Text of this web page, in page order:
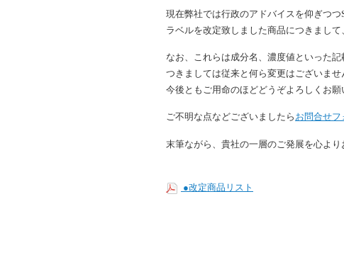
現在弊社では行政のアドバイスを仰ぎつつ
ラベルを改定致しました商品につきまして
なお、これらは成分名、濃度値といった
つきましては従来と何ら変更はございませ
今後ともご用命のほどどうぞよろしくお願
ご不明な点などございましたら お問合せフ
末筆ながら、貴社の一層のご発展を心より
●改定商品リスト